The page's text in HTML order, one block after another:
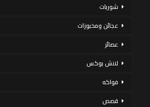
شوربات
عجائن ومخبوزات
عصائر
لانش بوكس
فواكه
قصص